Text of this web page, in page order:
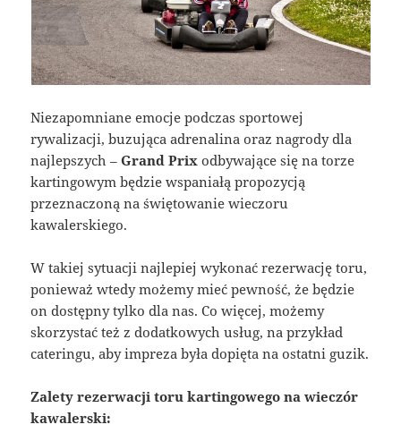
Niezapomniane emocje podczas sportowej
rywalizacji, buzująca adrenalina oraz nagrody dla
najlepszych –Grand Prix odbywające się na torze
kartingowym będzie wspaniałą propozycją
przeznaczoną na świętowanie wieczoru
kawalerskiego.
W takiej sytuacji najlepiej wykonać rezerwację toru,
ponieważ wtedy możemy mieć pewność, że będzie
on dostępny tylko dla nas. Co więcej, możemy
skorzystać też z dodatkowych usług, na przykład
cateringu, aby impreza była dopięta na ostatni guzik.
Zalety rezerwacji toru kartingowego na wieczór
kawalerski: